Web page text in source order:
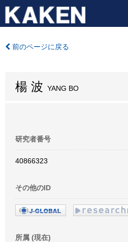
前のページに戻る
楊 波 YANG BO
研究者番号
40866323
その他のID
所属 (現在)